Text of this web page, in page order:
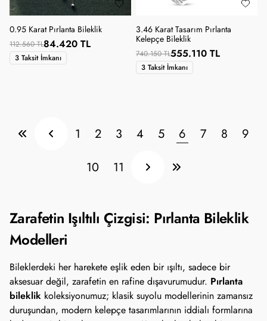
0.95 Karat Pırlanta Bileklik
112.560 TL84.420 TL
3 Taksit İmkanı
3.46 Karat Tasarım Pırlanta
Kelepçe Bileklik
740.150 TL555.110 TL
3 Taksit İmkanı
1 2 3 4 5 6 7 8
9
10
11
Zarafetin Işıltılı Çizgisi: Pırlanta Bileklik
Modelleri
Bileklerdeki her harekete eşlik eden bir ışıltı, sadece bir
aksesuar değil, zarafetin en rafine dışavurumudur. Pırlanta
bileklik koleksiyonumuz; klasik suyolu modellerinin zamansız
duruşundan, modern kelepçe tasarımlarının iddialı formlarına